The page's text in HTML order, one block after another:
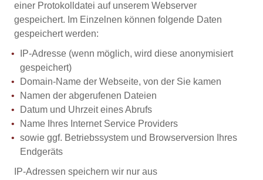
einer Protokolldatei auf unserem Webserver
gespeichert. Im Einzelnen können folgende Daten
gespeichert werden:
IP-Adresse (wenn möglich, wird diese anonymisiert
gespeichert)
Domain-Name der Webseite, von der Sie kamen
Namen der abgerufenen Dateien
Datum und Uhrzeit eines Abrufs
Name Ihres Internet Service Providers
sowie ggf. Betriebssystem und Browserversion Ihres
Endgeräts
IP-Adressen speichern wir nur aus